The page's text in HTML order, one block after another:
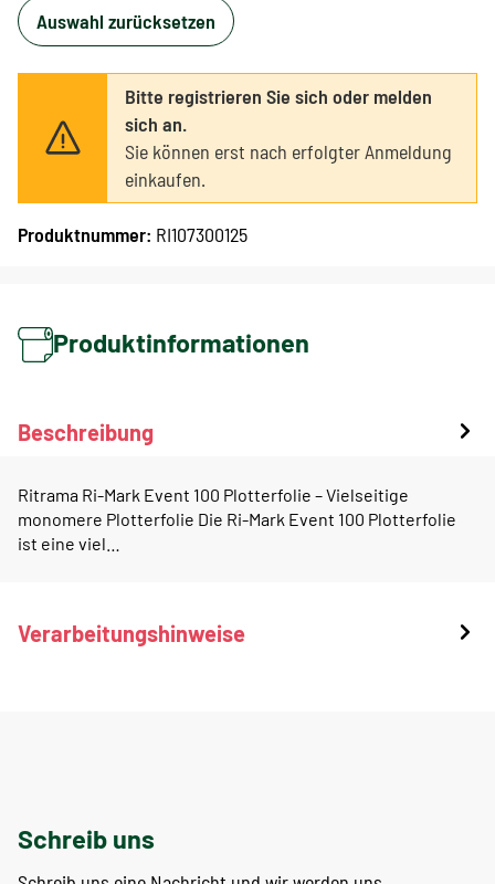
Auswahl zurücksetzen
Bitte registrieren Sie sich oder melden
sich an.
Sie können erst nach erfolgter Anmeldung
einkaufen.
Produktnummer: RI107300125
Produktinformationen
Beschreibung
Ritrama Ri-Mark Event 100 Plotterfolie – Vielseitige
monomere Plotterfolie Die Ri-Mark Event 100 Plotterfolie
ist eine viel…
Verarbeitungshinweise
Schreib uns